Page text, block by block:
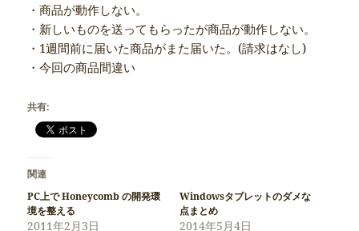
・商品が動作しない。
・新しいものを送ってもらったが商品が動作しない。
・1週間前に届いた商品がまた届いた。(請求はなし)
・今回の商品間違い
共有:
関連
PC上で Honeycomb の開発環
境を整える
2011年2月3日
Windowsタブレットのダメな
点まとめ
2014年5月4日